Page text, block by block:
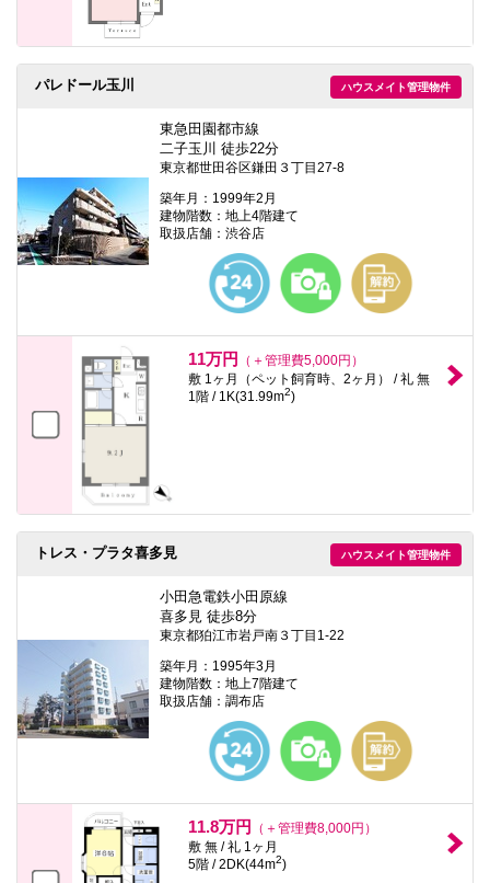
ハウスメイト管理物件
パレドール玉川
東急田園都市線
二子玉川 徒歩22分
東京都世田谷区鎌田３丁目27-8
築年月：1999年2月
建物階数：地上4階建て
取扱店舗：渋谷店
11万円
（＋管理費5,000円）
敷 1ヶ月（ペット飼育時、2ヶ月） / 礼 無
1階 / 1K(31.99m2)
ハウスメイト管理物件
トレス・プラタ喜多見
小田急電鉄小田原線
喜多見 徒歩8分
東京都狛江市岩戸南３丁目1-22
築年月：1995年3月
建物階数：地上7階建て
取扱店舗：調布店
11.8万円
（＋管理費8,000円）
敷 無 / 礼 1ヶ月
5階 / 2DK(44m2)